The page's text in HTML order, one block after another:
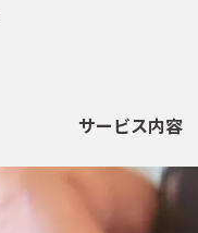
サービス内容
塗装工事